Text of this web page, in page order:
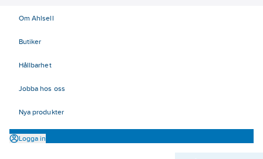
Om Ahlsell
Butiker
Hållbarhet
Jobba hos oss
Nya produkter
Logga in